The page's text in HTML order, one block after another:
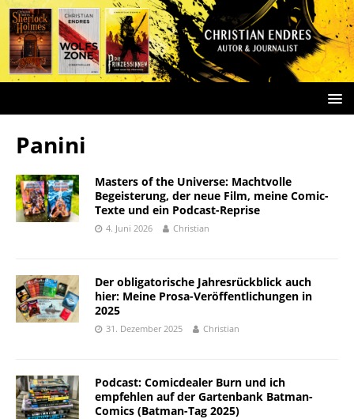
Panini
Masters of the Universe: Machtvolle
Begeisterung, der neue Film, meine Comic-
Texte und ein Podcast-Reprise
4. Juni 2026 Christian
Der obligatorische Jahresrückblick auch
hier: Meine Prosa-Veröffentlichungen in
2025
31. Dezember 2025 Christian
Podcast: Comicdealer Burn und ich
empfehlen auf der Gartenbank Batman-
Comics (Batman-Tag 2025)